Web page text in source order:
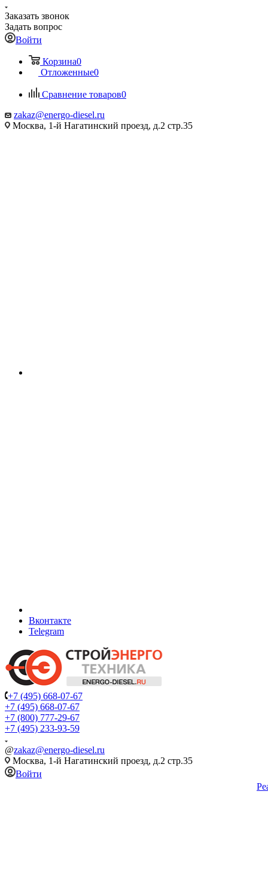
Заказать звонок
Задать вопрос
Войти
Корзина0
Отложенные0
Сравнение товаров0
zakaz@energo-diesel.ru
Москва, 1-й Нагатинский проезд, д.2 стр.35
Вконтакте
Telegram
+7 (495) 668-07-67
+7 (495) 668-07-67
+7 (800) 777-29-67
+7 (495) 233-93-59
@zakaz@energo-diesel.ru
Москва, 1-й Нагатинский проезд, д.2 стр.35
Войти